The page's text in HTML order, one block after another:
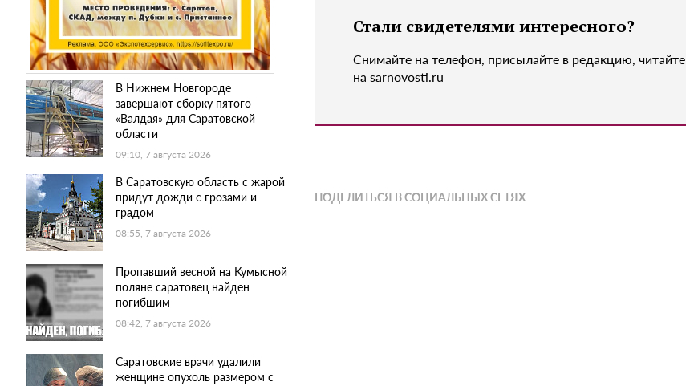
В Нижнем Новгороде
завершают сборку пятого
«Валдая» для Саратовской
области
09:10, 7 августа 2026
В Саратовскую область с жарой
придут дожди с грозами и
градом
08:55, 7 августа 2026
Пропавший весной на Кумысной
поляне саратовец найден
погибшим
08:42, 7 августа 2026
Саратовские врачи удалили
женщине опухоль размером с
Стали свидетелями интересного?
Снимайте на телефон, присылайте в редакцию, читайте
на sarnovosti.ru
ПОДЕЛИТЬСЯ В СОЦИАЛЬНЫХ СЕТЯХ